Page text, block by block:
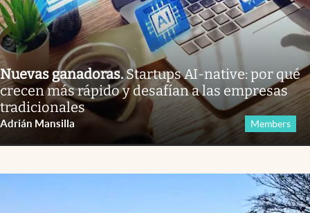
Nuevas ganadoras.Startups AI-native: por qué
crecen más rápido y desafían a las empresas
tradicionales
Adrián Mansilla Members